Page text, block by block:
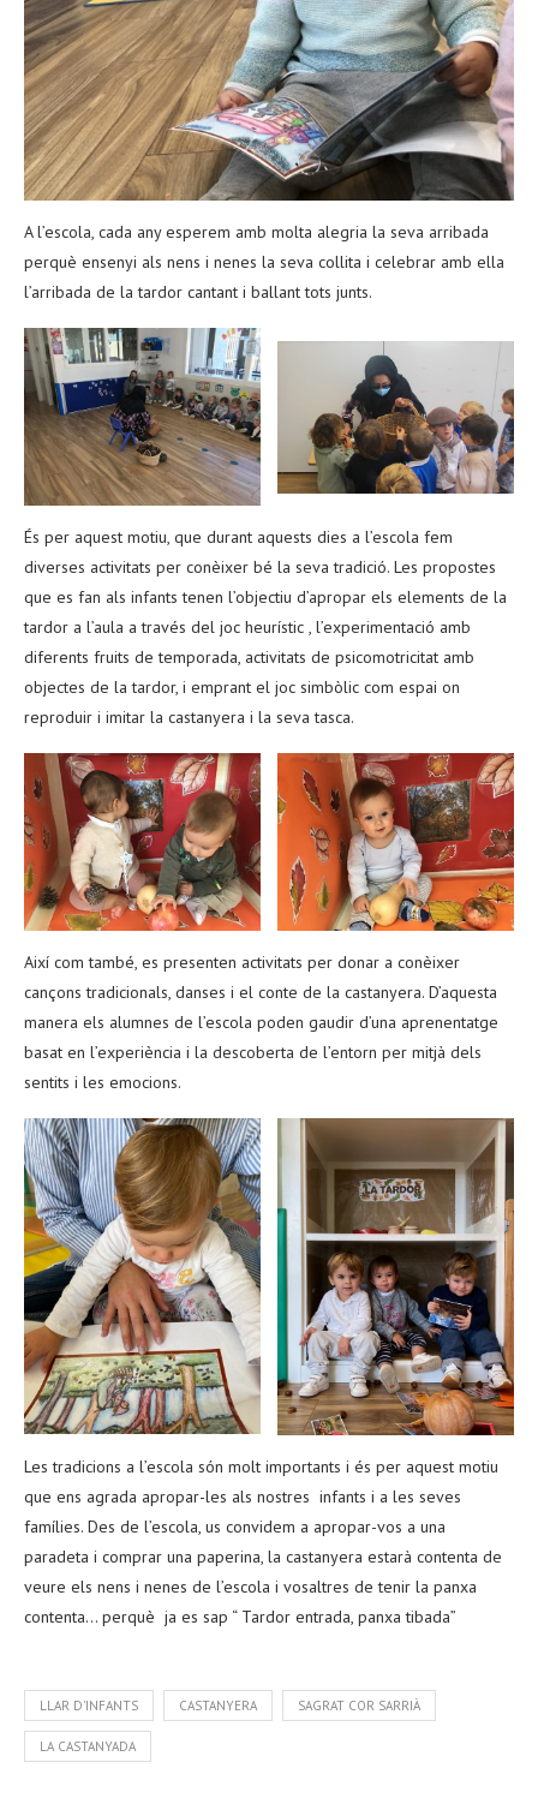
A l’escola, cada any esperem amb molta alegria la seva arribada
perquè ensenyi als nens i nenes la seva collita i celebrar amb ella
l’arribada de la tardor cantant i ballant tots junts.
És per aquest motiu, que durant aquests dies a l’escola fem
diverses activitats per conèixer bé la seva tradició. Les propostes
que es fan als infants tenen l’objectiu d’apropar els elements de la
tardor a l’aula a través del joc heurístic , l’experimentació amb
diferents fruits de temporada, activitats de psicomotricitat amb
objectes de la tardor, i emprant el joc simbòlic com espai on
reproduir i imitar la castanyera i la seva tasca.
Així com també, es presenten activitats per donar a conèixer
cançons tradicionals, danses i el conte de la castanyera. D’aquesta
manera els alumnes de l’escola poden gaudir d’una aprenentatge
basat en l’experiència i la descoberta de l’entorn per mitjà dels
sentits i les emocions.
Les tradicions a l’escola són molt importants i és per aquest motiu
que ens agrada apropar-les als nostres infants i a les seves
famílies. Des de l’escola, us convidem a apropar-vos a una
paradeta i comprar una paperina, la castanyera estarà contenta de
veure els nens i nenes de l’escola i vosaltres de tenir la panxa
contenta… perquè ja es sap “ Tardor entrada, panxa tibada”
LLAR D'INFANTS CASTANYERA SAGRAT COR SARRIÀ
LA CASTANYADA